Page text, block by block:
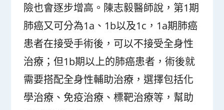
險也會逐步增高。陳志毅醫師說，第1期
肺癌又可分為1a、1b以及1c，1a期肺癌
患者在接受手術後，可以不接受全身性
治療；但1b期以上的肺癌患者，術後就
需要搭配全身性輔助治療，選擇包括化
學治療、免疫治療、標靶治療等，幫助